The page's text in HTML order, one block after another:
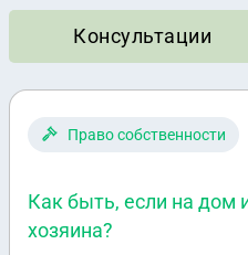
Консультации
Право собственности
Как быть, если на дом
хозяина?